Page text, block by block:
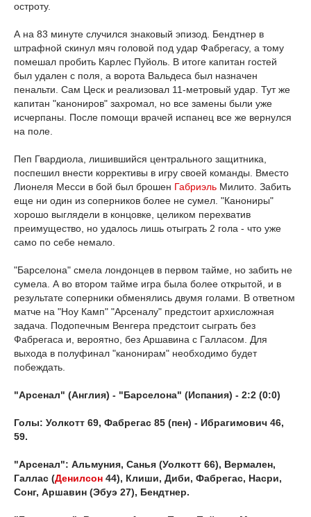
остроту.
А на 83 минуте случился знаковый эпизод. Бендтнер в
штрафной скинул мяч головой под удар Фабрегасу, а тому
помешал пробить Карлес Пуйоль. В итоге капитан гостей
был удален с поля, а ворота Вальдеса был назначен
пенальти. Сам Цеск и реализовал 11-метровый удар. Тут же
капитан "канониров" захромал, но все замены были уже
исчерпаны. После помощи врачей испанец все же вернулся
на поле.
Пеп Гвардиола, лишившийся центрального защитника,
поспешил внести коррективы в игру своей команды. Вместо
Лионеля Месси в бой был брошен Габриэль Милито. Забить
еще ни один из соперников более не сумел. "Канониры"
хорошо выглядели в концовке, целиком перехватив
преимущество, но удалось лишь отыграть 2 гола - что уже
само по себе немало.
"Барселона" смела лондонцев в первом тайме, но забить не
сумела. А во втором тайме игра была более открытой, и в
результате соперники обменялись двумя голами. В ответном
матче на "Ноу Камп" "Арсеналу" предстоит архисложная
задача. Подопечным Венгера предстоит сыграть без
Фабрегаса и, вероятно, без Аршавина с Галласом. Для
выхода в полуфинал "канонирам" необходимо будет
побеждать.
"Арсенал" (Англия) - "Барселона" (Испания) - 2:2 (0:0)
Голы: Уолкотт 69, Фабрегас 85 (пен) - Ибрагимович 46,
59.
"Арсенал": Альмуния, Санья (Уолкотт 66), Вермален,
Галлас (Денилсон 44), Клиши, Диби, Фабрегас, Насри,
Сонг, Аршавин (Эбуэ 27), Бендтнер.